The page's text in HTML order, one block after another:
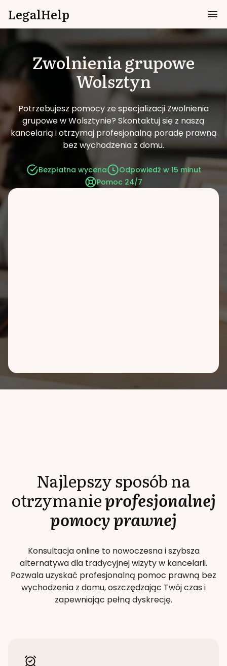
LegalHelp
Zwolnienia grupowe
Wolsztyn
Potrzebujesz pomocy ze specjalizacji Zwolnienia
grupowe w Wolsztynie? Skontaktuj się z naszą
kancelarią i otrzymaj profesjonalną poradę prawną
bez wychodzenia z domu.
Bezpłatna wycena
Odpowiedź w 15 minut
Pomoc 24/7
Najlepszy sposób na
otrzymanieprofesjonalnej
pomocy prawnej
Konsultacja online to nowoczesna i szybsza
alternatywa dla tradycyjnej wizyty w kancelarii.
Pozwala uzyskać profesjonalną pomoc prawną bez
wychodzenia z domu, oszczędzając Twój czas i
zapewniając pełną dyskrecję.